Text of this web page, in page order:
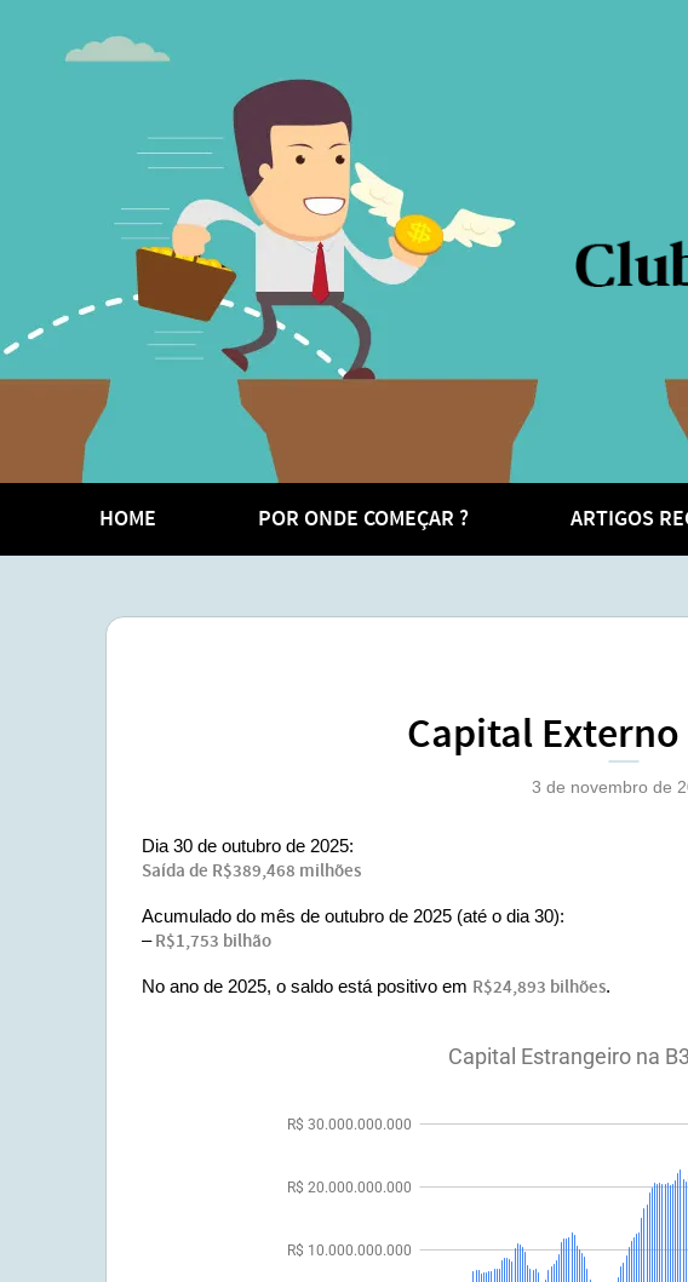
HOME POR ONDE COMEÇAR ? ARTIGOS
Capital
3 de novembro de
Dia 30 de outubro de 2025:
Saída de R$389,468 milhões
Acumulado do mês de outubro de 2025 (até o dia 30):
–R$1,753 bilhão
No ano de 2025, o saldo está positivo em R$24,893 bilhões.